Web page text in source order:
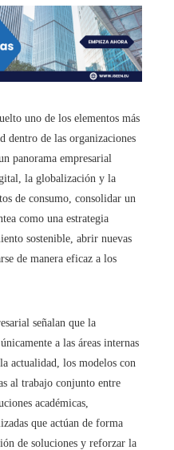
uno de los elementos más
dentro de las organizaciones
panorama empresarial
la globalización y la
de consumo, consolidar un
como una estrategia
sostenible, abrir nuevas
de manera eficaz a los
señalan que la
a las áreas internas
actualidad, los modelos con
al trabajo conjunto entre
académicas,
que actúan de forma
de soluciones y reforzar la